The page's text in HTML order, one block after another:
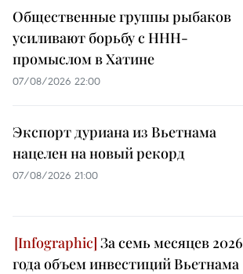
Общественные группы рыбаков
усиливают борьбу с ННН-
промыслом в Хатине
07/08/2026 22:00
Экспорт дуриана из Вьетнама
нацелен на новый рекорд
07/08/2026 21:00
За семь месяцев 2026
года объем инвестиций Вьетнама